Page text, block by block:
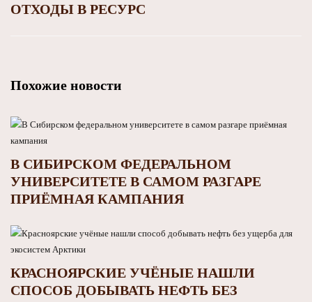
ОТХОДЫ В РЕСУРС
Похожие новости
В СИБИРСКОМ ФЕДЕРАЛЬНОМ
УНИВЕРСИТЕТЕ В САМОМ РАЗГАРЕ
ПРИЁМНАЯ КАМПАНИЯ
КРАСНОЯРСКИЕ УЧЁНЫЕ НАШЛИ
СПОСОБ ДОБЫВАТЬ НЕФТЬ БЕЗ